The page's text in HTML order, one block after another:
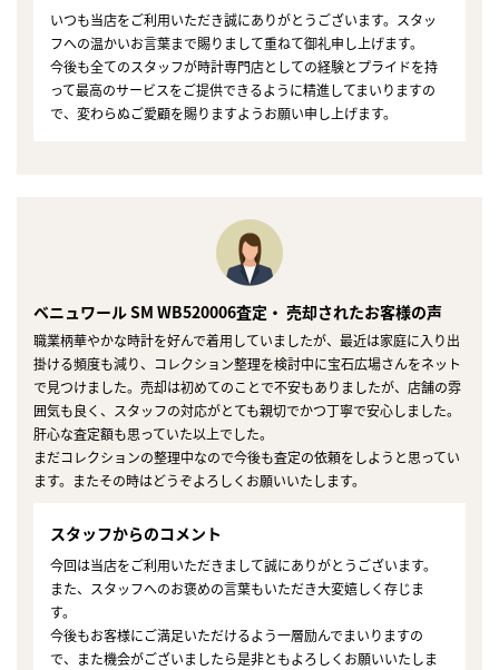
いつも当店をご利用いただき誠にありがとうございます。スタッ
フへの温かいお言葉まで賜りまして重ねて御礼申し上げます。
今後も全てのスタッフが時計専門店としての経験とプライドを持
って最高のサービスをご提供できるように精進してまいりますの
で、変わらぬご愛顧を賜りますようお願い申し上げます。
ベニュワール SM WB520006査定・ 売却されたお客様の声
職業柄華やかな時計を好んで着用していましたが、最近は家庭に入り出
掛ける頻度も減り、コレクション整理を検討中に宝石広場さんをネット
で見つけました。売却は初めてのことで不安もありましたが、店舗の雰
囲気も良く、スタッフの対応がとても親切でかつ丁寧で安心しました。
肝心な査定額も思っていた以上でした。
まだコレクションの整理中なので今後も査定の依頼をしようと思ってい
ます。またその時はどうぞよろしくお願いいたします。
スタッフからのコメント
今回は当店をご利用いただきまして誠にありがとうございます。
また、スタッフへのお褒めの言葉もいただき大変嬉しく存じま
す。
今後もお客様にご満足いただけるよう一層励んでまいりますの
で、また機会がございましたら是非ともよろしくお願いいたしま